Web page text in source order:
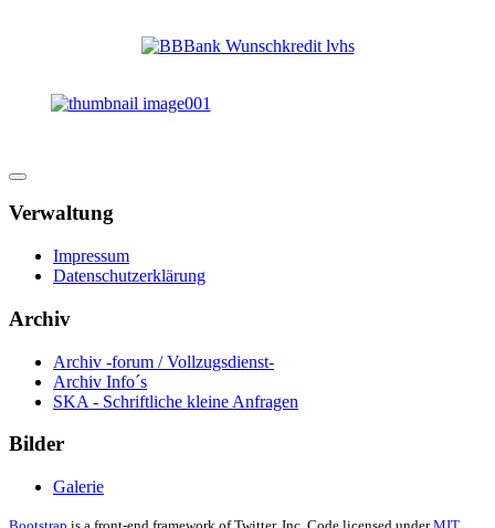
Verwaltung
Impressum
Datenschutzerklärung
Archiv
Archiv -forum / Vollzugsdienst-
Archiv Info´s
SKA - Schriftliche kleine Anfragen
Bilder
Galerie